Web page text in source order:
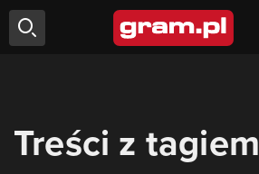
Treści z tagiem